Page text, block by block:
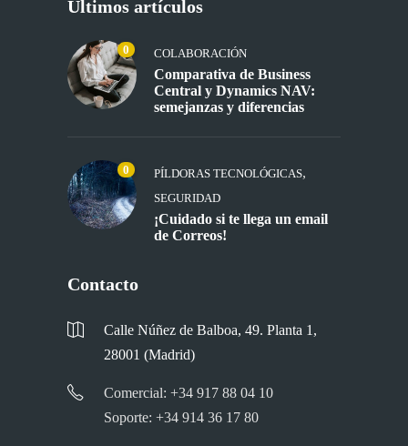
Últimos artículos
0 COLABORACIÓN
Comparativa de Business
Central y Dynamics NAV:
semejanzas y diferencias
0 PÍLDORAS TECNOLÓGICAS,
SEGURIDAD
¡Cuidado si te llega un email
de Correos!
Contacto
Calle Núñez de Balboa, 49. Planta 1,
28001 (Madrid)
Comercial: +34 917 88 04 10
Soporte: +34 914 36 17 80